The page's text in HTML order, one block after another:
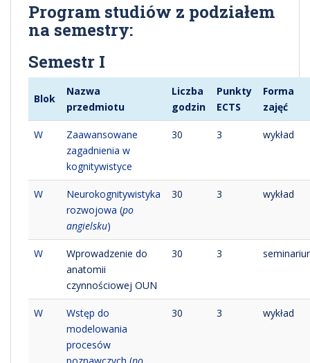
Program studiów z podziałem
na semestry:
Semestr I
Blok
Nazwa
przedmiotu
Liczba
godzin
Punkty
ECTS
Forma
zajęć
W
Zaawansowane
zagadnienia w
kognitywistyce
30 3 wykład
W
Neurokognitywistyka
rozwojowa (po
angielsku)
30 3 wykład
W
Wprowadzenie do
anatomii
czynnościowej OUN
30 3
W
Wstęp do
modelowania
procesów
30 3 wykład